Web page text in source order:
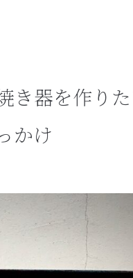
き器を作り
かけ